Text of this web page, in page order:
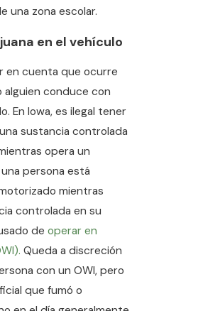
una zona escolar.
en el vehículo
en cuenta que ocurre
conduce con
En Iowa, es ilegal tener
sustancia controlada
opera un
persona está
mientras
controlada en su
de operar en
Queda a discreción
con un OWI, pero
que fumó o